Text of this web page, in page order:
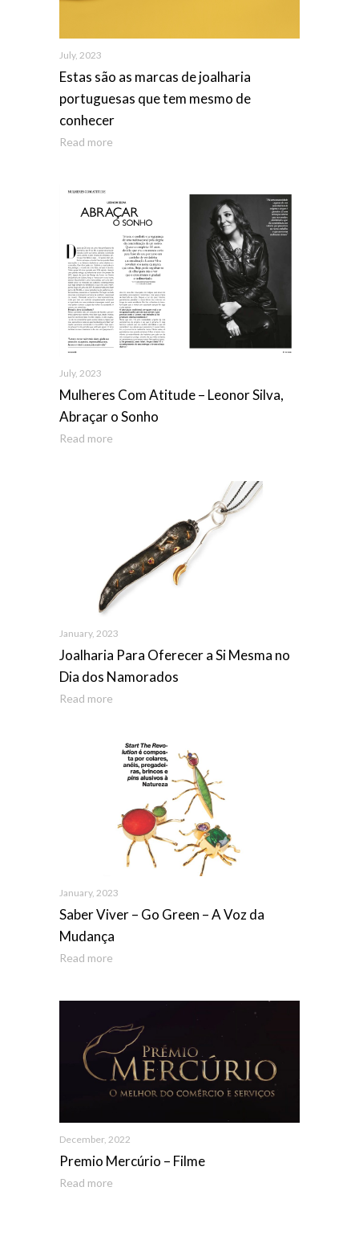
July, 2023
Estas são as marcas de joalharia
portuguesas que tem mesmo de
conhecer
Read more
July, 2023
Mulheres Com Atitude – Leonor Silva,
Abraçar o Sonho
Read more
January, 2023
Joalharia Para Oferecer a Si Mesma no
Dia dos Namorados
Read more
January, 2023
Saber Viver – Go Green – A Voz da
Mudança
Read more
December, 2022
Premio Mercúrio – Filme
Read more